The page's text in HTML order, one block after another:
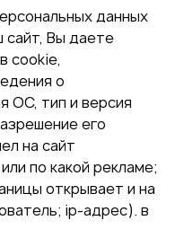
данных
сайт, Вы даете
cookie,
о
ОС, тип и версия
его
на сайт
по какой рекламе;
открывает и на
ip-адрес). в